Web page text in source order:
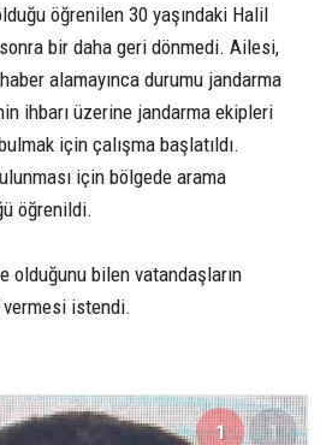
öğrenilen 30 yaşındaki Halil
sonra bir daha geri dönmedi. Ailesi,
alamayınca durumu jandarma
ihbarı üzerine jandarma ekipleri
için çalışma başlatıldı.
için bölgede arama
öğrenildi.
olduğunu bilen vatandaşların
istendi.
1 1